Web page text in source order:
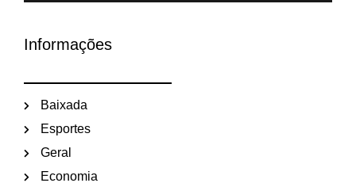
Informações
Baixada
Esportes
Geral
Economia